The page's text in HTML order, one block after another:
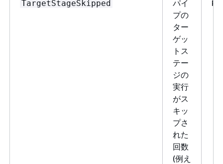
TargetStageSkipped
パイ
プの
ター
ゲッ
トス
テー
ジの
実行
がス
キッ
プさ
れた
回数
(例え